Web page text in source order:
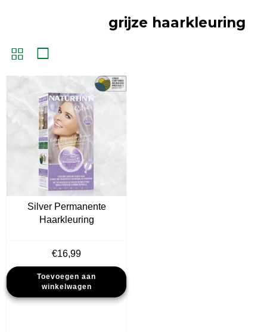
grijze haarkleuring
Silver Permanente
Haarkleuring
€16,99
Toevoegen aan
winkelwagen